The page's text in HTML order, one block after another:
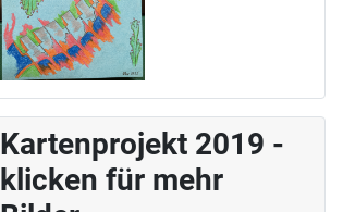
Kartenprojekt 2019 -
klicken für mehr